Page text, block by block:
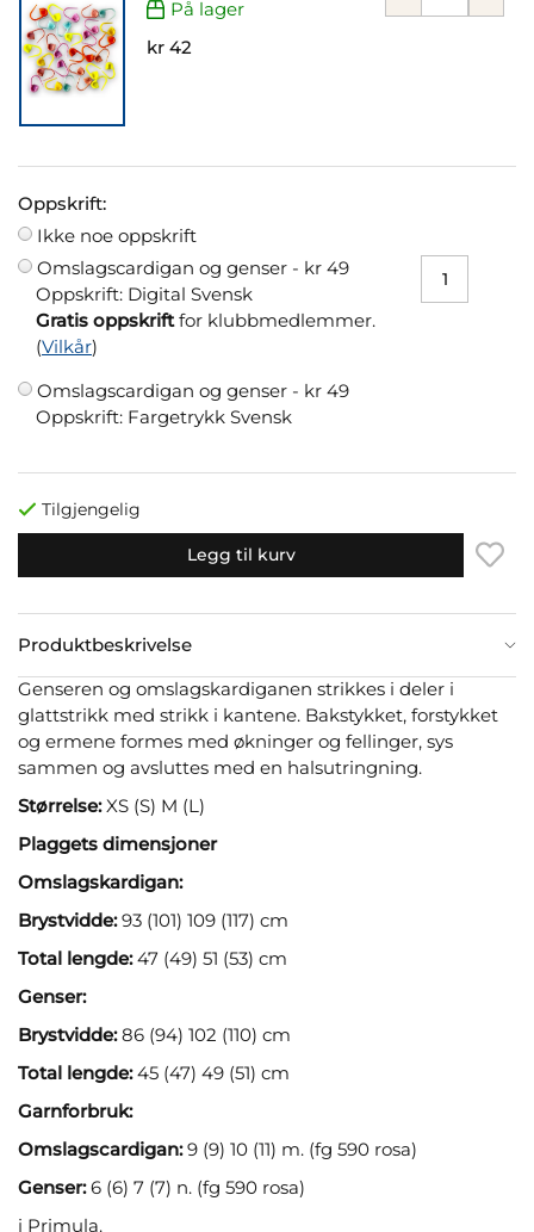
På lager
kr 42
Oppskrift:
Ikke noe oppskrift
Omslagscardigan og genser - kr 49
Oppskrift: Digital Svensk
Gratis oppskriftfor klubbmedlemmer.
(Vilkår)
Omslagscardigan og genser - kr 49
Oppskrift: Fargetrykk Svensk
Tilgjengelig
Legg til kurv
Produktbeskrivelse
Genseren og omslagskardiganen strikkes i deler i
glattstrikk med strikk i kantene. Bakstykket, forstykket
og ermene formes med økninger og fellinger, sys
sammen og avsluttes med en halsutringning.
Størrelse:XS (S) M (L)
Plaggets dimensjoner
Omslagskardigan:
Brystvidde:93 (101) 109 (117) cm
Total lengde:47 (49) 51 (53) cm
Genser:
Brystvidde:86 (94) 102 (110) cm
Total lengde:45 (47) 49 (51) cm
Garnforbruk:
Omslagscardigan:9 (9) 10 (11) m. (fg 590 rosa)
Genser:6 (6) 7 (7) n. (fg 590 rosa)
i Primula.